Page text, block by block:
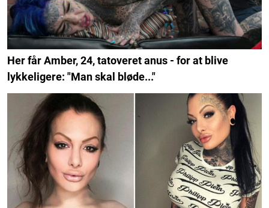
Her får Amber, 24, tatoveret anus - for at blive
lykkeligere: "Man skal bløde..."